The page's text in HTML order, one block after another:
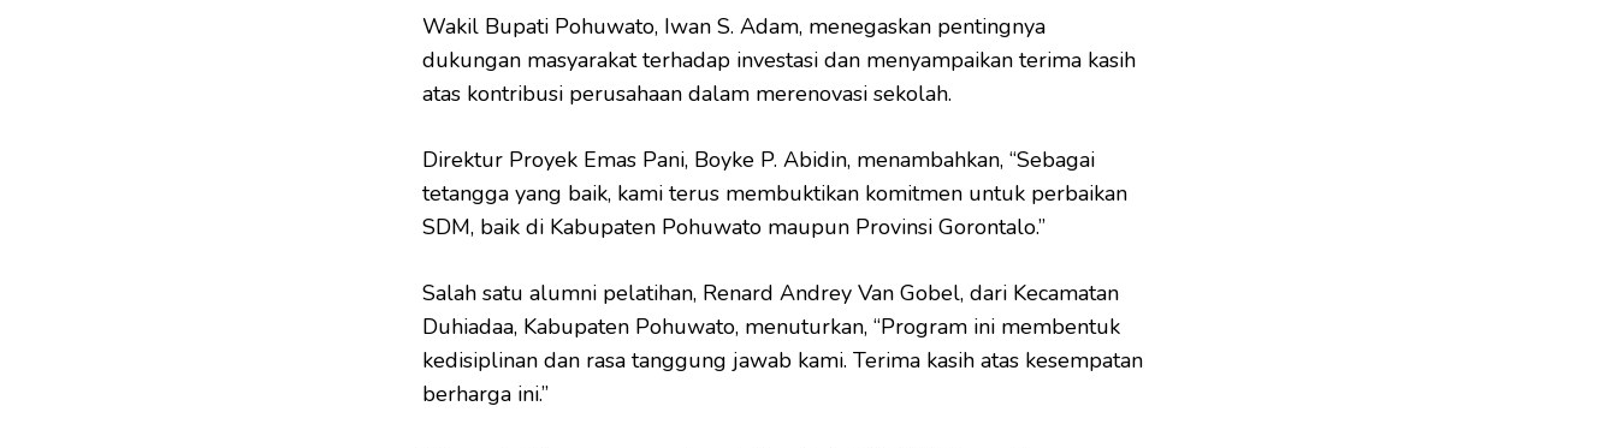
Wakil Bupati Pohuwato, Iwan S. Adam, menegaskan pentingnya
dukungan masyarakat terhadap investasi dan menyampaikan terima kasih
atas kontribusi perusahaan dalam merenovasi sekolah.
Direktur Proyek Emas Pani, Boyke P. Abidin, menambahkan, “Sebagai
tetangga yang baik, kami terus membuktikan komitmen untuk perbaikan
SDM, baik di Kabupaten Pohuwato maupun Provinsi Gorontalo.”
Salah satu alumni pelatihan, Renard Andrey Van Gobel, dari Kecamatan
Duhiadaa, Kabupaten Pohuwato, menuturkan, “Program ini membentuk
kedisiplinan dan rasa tanggung jawab kami. Terima kasih atas kesempatan
berharga ini.”